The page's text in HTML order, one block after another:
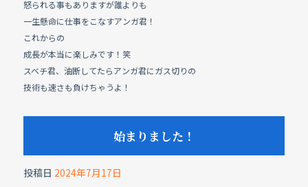
怒られる事もありますが誰よりも
一生懸命に仕事をこなすアンガ君！
これからの
成長が本当に楽しみです！笑
スベチ君、油断してたらアンガ君にガス切りの
技術も速さも負けちゃうよ！
始まりました！
投稿日 2024年7月17日